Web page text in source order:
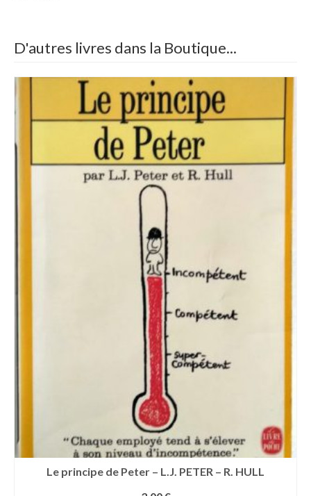
D'autres livres dans la Boutique...
Le principe de Peter – L.J. PETER – R. HULL